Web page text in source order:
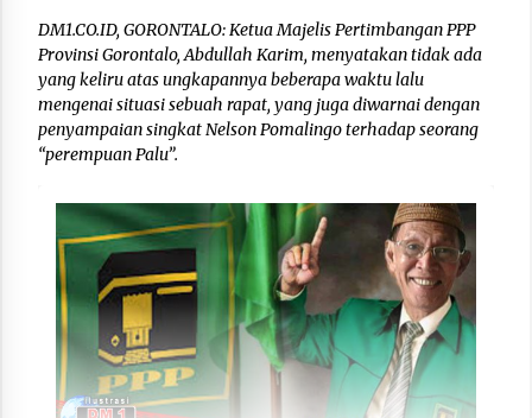
DM1.CO.ID, GORONTALO: Ketua Majelis Pertimbangan PPP
Provinsi Gorontalo, Abdullah Karim, menyatakan tidak ada
yang keliru atas ungkapannya beberapa waktu lalu
mengenai situasi sebuah rapat, yang juga diwarnai dengan
penyampaian singkat Nelson Pomalingo terhadap seorang
“perempuan Palu”.